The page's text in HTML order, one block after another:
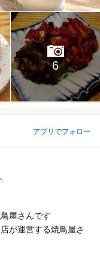
6
アプリでフォロー
屋さんです
が運営する焼鳥屋さ